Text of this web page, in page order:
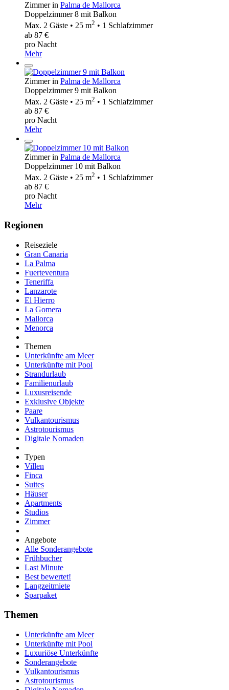
Zimmer in Palma de Mallorca
Doppelzimmer 8 mit Balkon
Max. 2 Gäste • 25 m2 • 1 Schlafzimmer
ab 87 €
pro Nacht
Mehr
Zimmer in Palma de Mallorca
Doppelzimmer 9 mit Balkon
Max. 2 Gäste • 25 m2 • 1 Schlafzimmer
ab 87 €
pro Nacht
Mehr
Zimmer in Palma de Mallorca
Doppelzimmer 10 mit Balkon
Max. 2 Gäste • 25 m2 • 1 Schlafzimmer
ab 87 €
pro Nacht
Mehr
Regionen
Reiseziele
Gran Canaria
La Palma
Fuerteventura
Teneriffa
Lanzarote
El Hierro
La Gomera
Mallorca
Menorca
Themen
Unterkünfte am Meer
Unterkünfte mit Pool
Strandurlaub
Familienurlaub
Luxusreisende
Exklusive Objekte
Paare
Vulkantourismus
Astrotourismus
Digitale Nomaden
Typen
Villen
Finca
Suites
Häuser
Apartments
Studios
Zimmer
Angebote
Alle Sonderangebote
Frühbucher
Last Minute
Best bewertet!
Langzeitmiete
Sparpaket
Themen
Unterkünfte am Meer
Unterkünfte mit Pool
Luxuriöse Unterkünfte
Sonderangebote
Vulkantourismus
Astrotourismus